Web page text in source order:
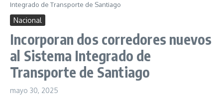
Integrado de Transporte de Santiago
Nacional
Incorporan dos corredores nuevos
al Sistema Integrado de
Transporte de Santiago
mayo 30, 2025